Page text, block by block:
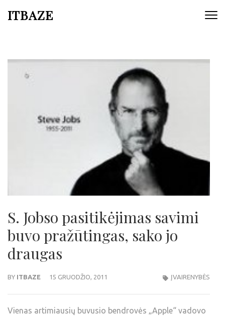
ITBAZE
S. Jobso pasitikėjimas savimi
buvo pražūtingas, sako jo
draugas
BY ITBAZE 15 GRUODŽIO, 2011 ĮVAIRENYBĖS
Vienas artimiausių buvusio bendrovės „Apple“ vadovo